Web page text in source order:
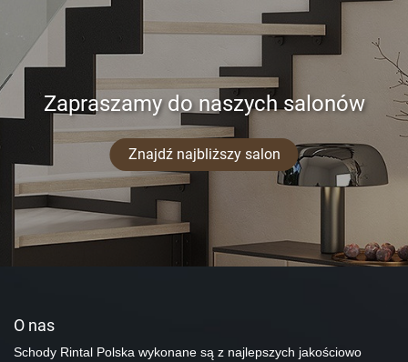
Zapraszamy do naszych salonów
Znajdź najbliższy salon
O nas
Schody Rintal Polska wykonane są z najlepszych jakościowo